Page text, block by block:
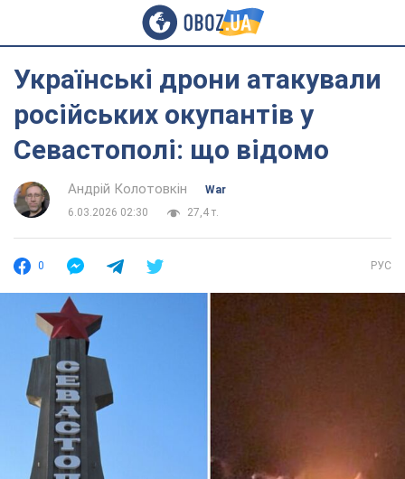
Українські дрони атакували
російських окупантів у
Севастополі: що відомо
Андрій Колотовкін
War
6.03.2026 02:30
27,4 т.
0 РУС